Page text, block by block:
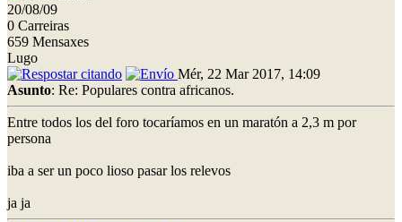
20/08/09
0 Carreiras
659 Mensaxes
Lugo
Mér, 22 Mar 2017, 14:09
Asunto: Re: Populares contra africanos.
Entre todos los del foro tocaríamos en un maratón a 2,3 m por
persona
iba a ser un poco lioso pasar los relevos
ja ja